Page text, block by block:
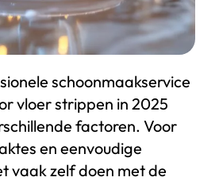
schoonmaakservice
vloer strippen in 2025
factoren. Voor
en eenvoudige
vaak zelf doen met de